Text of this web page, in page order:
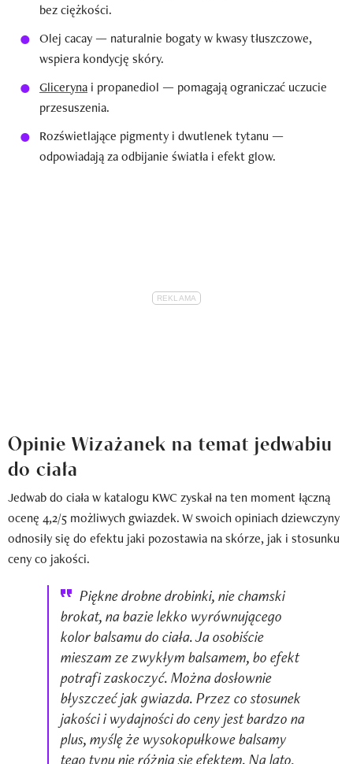
bez ciężkości.
Olej cacay — naturalnie bogaty w kwasy tłuszczowe,
wspiera kondycję skóry.
Gliceryna i propanediol — pomagają ograniczać uczucie
przesuszenia.
Rozświetlające pigmenty i dwutlenek tytanu —
odpowiadają za odbijanie światła i efekt glow.
Opinie Wizażanek na temat jedwabiu
do ciała
Jedwab do ciała w katalogu KWC zyskał na ten moment łączną
ocenę 4,2/5 możliwych gwiazdek. W swoich opiniach dziewczyny
odnosiły się do efektu jaki pozostawia na skórze, jak i stosunku
ceny co jakości.
Piękne drobne drobinki, nie chamski
brokat, na bazie lekko wyrównującego
kolor balsamu do ciała. Ja osobiście
mieszam ze zwykłym balsamem, bo efekt
potrafi zaskoczyć. Można dosłownie
błyszczeć jak gwiazda. Przez co stosunek
jakości i wydajności do ceny jest bardzo na
plus, myślę że wysokopułkowe balsamy
tego typu nie różnią się efektem. Na lato,